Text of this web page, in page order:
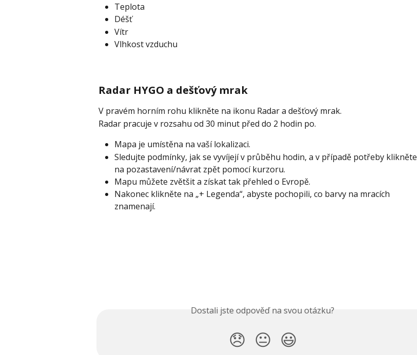
Teplota
Déšť
Vítr
Vlhkost vzduchu
Radar HYGO a dešťový mrak
V pravém horním rohu klikněte na ikonu Radar a dešťový mrak.
Radar pracuje v rozsahu od 30 minut před do 2 hodin po.
Mapa je umístěna na vaší lokalizaci.
Sledujte podmínky, jak se vyvíjejí v průběhu hodin, a v případě potřeby klikněte
na pozastavení/návrat zpět pomocí kurzoru.
Mapu můžete zvětšit a získat tak přehled o Evropě.
Nakonec klikněte na „+ Legenda“, abyste pochopili, co barvy na mracích
znamenají.
Dostali jste odpověď na svou otázku?
😞 😐 😃